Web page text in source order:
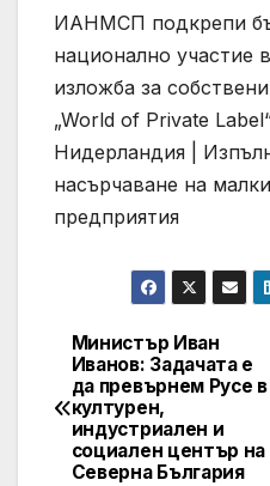
ИАНМСП подкрепи
национално участие
изложба за
„World of Private
Нидерландия |
насърчаване на
предприятия
Post
navigation
Министър Иван
Иванов: Задачата е
да превърнем Русе в
културен,
индустриален и
социален център на
Северна България